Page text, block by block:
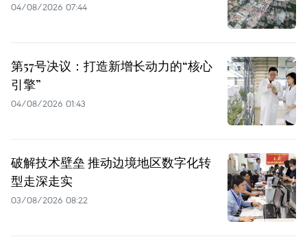
04/08/2026 07:44
第57号决议：打造新增长动力的“核心
引擎”
04/08/2026 01:43
破解技术壁垒 推动边境地区数字化转
型走深走实
03/08/2026 08:22